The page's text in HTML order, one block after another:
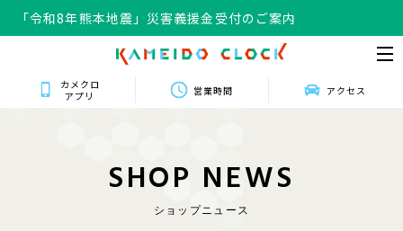
「令和8年熊本地震」災害義援金受付のご案内
カメクロ
アプリ
営業時間 アクセス
SHOP NEWS
ショップニュース